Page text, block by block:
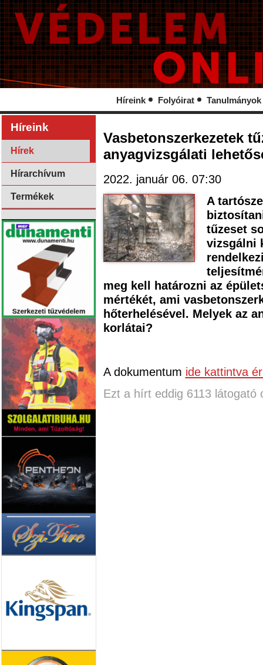
Híreink Folyóirat Tanulmányok
Híreink
Hírek
Hírarchívum
Termékek
Vasbetonszerkezetek
anyagvizsgálati
2022. január 06. 07:30
A
tűzeset
vizsgálni
meg kell határozni az
mértékét, ami
hőterhelésével. Melyek az
korlátai?
A dokumentum ide kattintva
Ezt a hírt eddig 6113 látogató